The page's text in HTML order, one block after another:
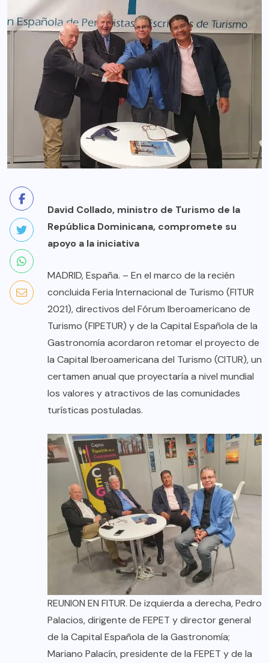
David Collado, ministro de Turismo de la
República Dominicana, compromete su
apoyo a la iniciativa
MADRID, España. – En el marco de la recién
concluida Feria Internacional de Turismo (FITUR
2021), directivos del Fórum Iberoamericano de
Turismo (FIPETUR) y de la Capital Española de la
Gastronomía acordaron retomar el proyecto de
la Capital Iberoamericana del Turismo (CITUR), un
certamen anual que proyectaría a nivel mundial
los valores y atractivos de las comunidades
turísticas postuladas.
REUNION EN FITUR. De izquierda a derecha, Pedro
Palacios, dirigente de FEPET y director general
de la Capital Española de la Gastronomía;
Mariano Palacín, presidente de la FEPET y de la